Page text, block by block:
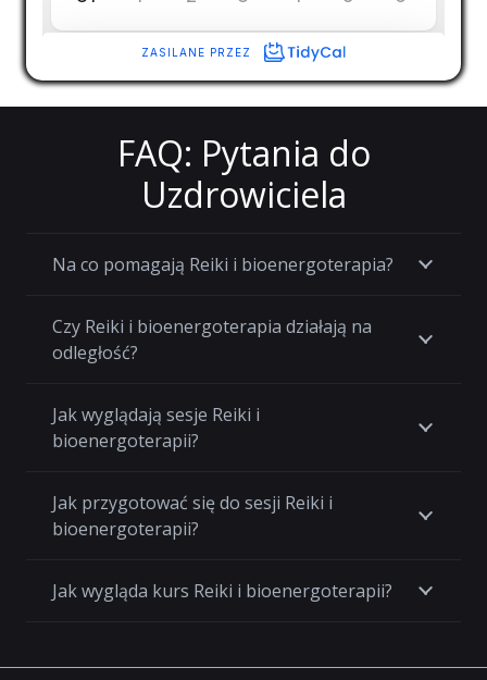
FAQ: Pytania do
Uzdrowiciela
Na co pomagają Reiki i bioenergoterapia?
Czy Reiki i bioenergoterapia działają na
odległość?
Jak wyglądają sesje Reiki i
bioenergoterapii?
Jak przygotować się do sesji Reiki i
bioenergoterapii?
Jak wygląda kurs Reiki i bioenergoterapii?